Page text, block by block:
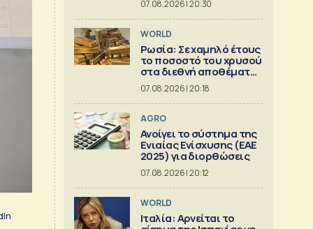
Eurobank [γραφήματα]
07.08.2026 | 20:30
WORLD
Ρωσία: Σε χαμηλό έτους
το ποσοστό του χρυσού
στα διεθνή αποθέματα
της Μόσχας
07.08.2026 | 20:18
AGRO
Ανοίγει το σύστημα της
Ενιαίας Ενίσχυσης (ΕΑΕ
2025) για διορθώσεις
07.08.2026 | 20:12
WORLD
Ιταλία: Αρνείται το